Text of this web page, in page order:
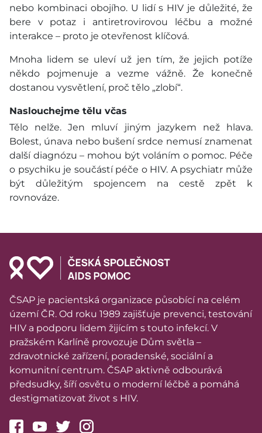
nebo kombinaci obojího. U lidí s HIV je důležité, že
bere v potaz i antiretrovirovou léčbu a možné
interakce – proto je otevřenost klíčová.
Mnoha lidem se uleví už jen tím, že jejich potíže
někdo pojmenuje a vezme vážně. Že konečně
dostanou vysvětlení, proč tělo „zlobí“.
Naslouchejme tělu včas
Tělo nelže. Jen mluví jiným jazykem než hlava.
Bolest, únava nebo bušení srdce nemusí znamenat
další diagnózu – mohou být voláním o pomoc. Péče
o psychiku je součástí péče o HIV. A psychiatr může
být důležitým spojencem na cestě zpět k
rovnováze.
ČSAP je pacientská organizace působící na celém
území ČR. Od roku 1989 zajišťuje prevenci, testování
HIV a podporu lidem žijícím s touto infekcí. V
pražském Karlíně provozuje Dům světla –
zdravotnické zařízení, poradenské, sociální a
komunitní centrum. ČSAP aktivně odbourává
předsudky, šíří osvětu o moderní léčbě a pomáhá
destigmatizovat život s HIV.